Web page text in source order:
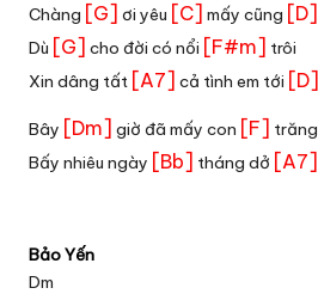
Chàng [G] ơi yêu [C] mấy cũng [D]
Dù [G] cho đời có nổi [F#m] trôi
Xin dâng tất [A7] cả tình em tới [D]
Bây [Dm] giờ đã mấy con [F] trăng
Bấy nhiêu ngày [Bb] tháng dở [A7]
Bảo Yến
Dm